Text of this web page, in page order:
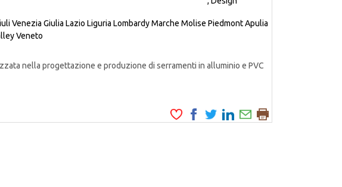
Venezia Giulia Lazio Liguria LombardyMarche Molise PiedmontApulia
Veneto
nella progettazione e produzione di serramenti in alluminio e PVC